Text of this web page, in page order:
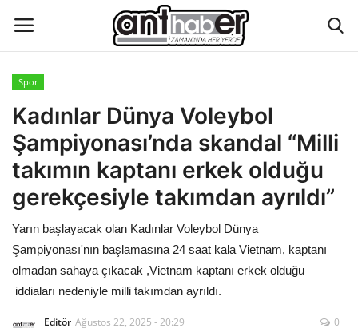
Künye
Eğitim
Aktüel Magazin
Hakkımızda
İletişim
Spor
Kadınlar Dünya Voleybol
Şampiyonası’nda skandal “Milli
takımın kaptanı erkek olduğu
gerekçesiyle takımdan ayrıldı”
Yarın başlayacak olan Kadınlar Voleybol Dünya
Şampiyonası'nın başlamasına 24 saat kala Vietnam, kaptanı
olmadan sahaya çıkacak ,Vietnam kaptanı erkek olduğu
iddiaları nedeniyle milli takımdan ayrıldı.
Editör Ağustos 22, 2025 - 20:29 0